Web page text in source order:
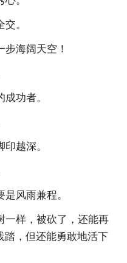
。
海阔天空！
功者。
越深。
风雨兼程。
一样，被砍了，还能再
踏，但还能勇敢地活下